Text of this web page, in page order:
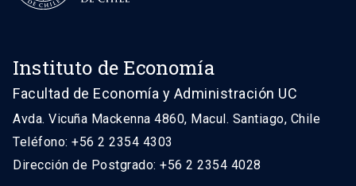
Instituto de Economía
Facultad de Economía y Administración UC
Avda. Vicuña Mackenna 4860, Macul. Santiago, Chile
Teléfono: +56 2 2354 4303
Dirección de Postgrado: +56 2 2354 4028